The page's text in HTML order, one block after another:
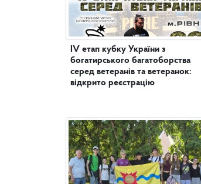
IV етап кубку України з
богатирського багатоборства
серед ветеранів та ветеранок:
відкрито реєстрацію